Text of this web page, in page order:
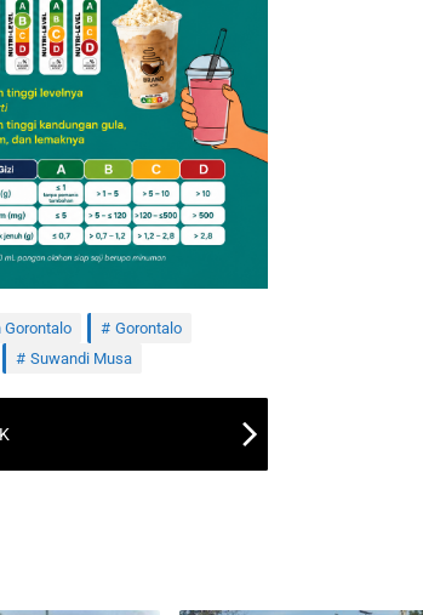
Gorontalo
Gorontalo
Suwandi Musa